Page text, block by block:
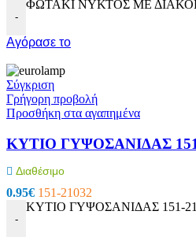
-
ΦΩΤΑΚΙ ΝΥΚΤΟΣ ΜΕ
Αγόρασε το
Σύγκριση
Γρήγορη προβολή
Προσθήκη στα αγαπημένα
KΥTΙΟ ΓYΨOΣANIΔAΣ
Διαθέσιμο
0.95€ 151-21032
-
KΥTΙΟ ΓYΨOΣANIΔAΣ 151-